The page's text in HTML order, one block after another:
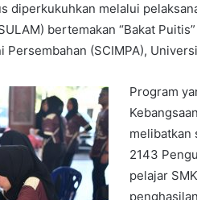
diperkukuhkan melalui
bertemakan “Bakat
(SCIMPA),
Program
melibatkan
2143
pelajar